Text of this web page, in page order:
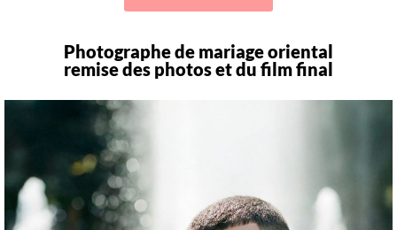
Photographe de mariage oriental
remise des photos et du film final